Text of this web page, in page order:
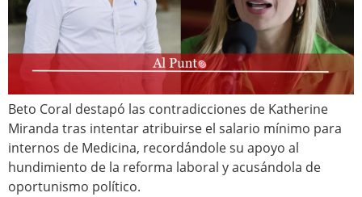
Beto Coral destapó las contradicciones de Katherine
Miranda tras intentar atribuirse el salario mínimo para
internos de Medicina, recordándole su apoyo al
hundimiento de la reforma laboral y acusándola de
oportunismo político.